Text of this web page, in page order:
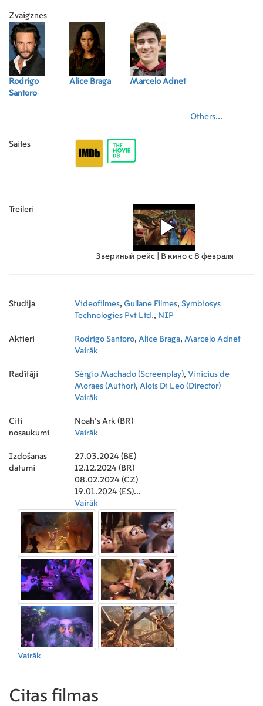
Zvaigznes
Rodrigo
Santoro
Alice Braga Marcelo Adnet
Others...
Saites
Treileri
Звериный рейс | В кино с 8 февраля
Studija Videofilmes, Gullane Filmes, Symbiosys
Technologies Pvt Ltd., NIP
Aktieri Rodrigo Santoro, Alice Braga, Marcelo Adnet
Vairāk
Radītāji Sérgio Machado (Screenplay), Vinicius de
Moraes (Author), Alois Di Leo (Director)
Vairāk
Citi
nosaukumi
Noah's Ark (BR)
Vairāk
Izdošanas
datumi
27.03.2024 (BE)
12.12.2024 (BR)
08.02.2024 (CZ)
19.01.2024 (ES)
10.04.2024 (FR)
08.02.2024 (RU)
25.01.2024 (UA)
05.01.2024 (ZA)
Vairāk
Vairāk
Citas filmas